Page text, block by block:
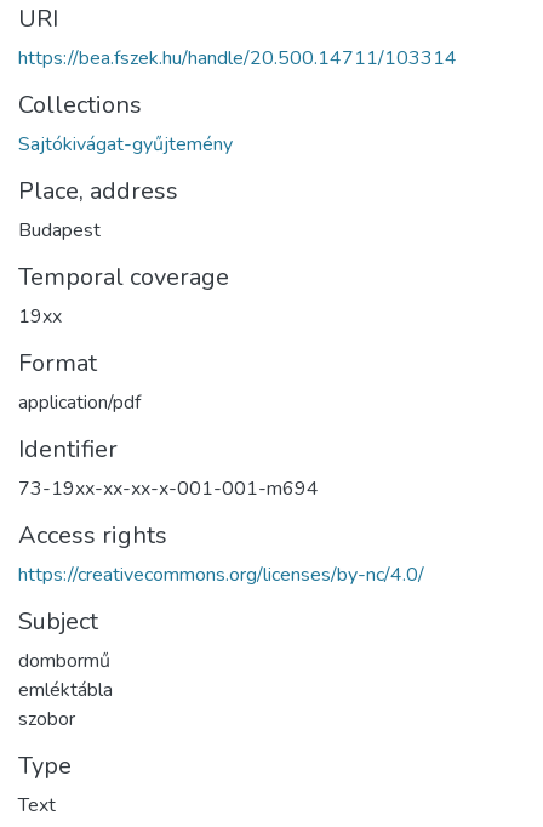
URI
https://bea.fszek.hu/handle/20.500.14711/103314
Collections
Sajtókivágat-gyűjtemény
Place, address
Budapest
Temporal coverage
19xx
Format
application/pdf
Identifier
73-19xx-xx-xx-x-001-001-m694
Access rights
https://creativecommons.org/licenses/by-nc/4.0/
Subject
dombormű
emléktábla
szobor
Type
Text